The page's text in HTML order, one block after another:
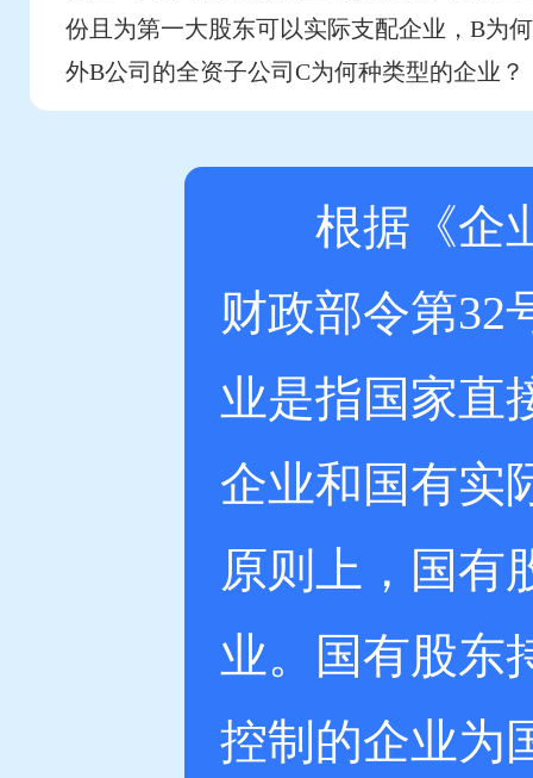
份且为第一大股东可以实际支配企业，B为
外B公司的全资子公司C为何种类型的企业？
根据《企业
财政部令第32
业是指国家直
企业和国有实
原则上，国有
业。国有股东
控制的企业为